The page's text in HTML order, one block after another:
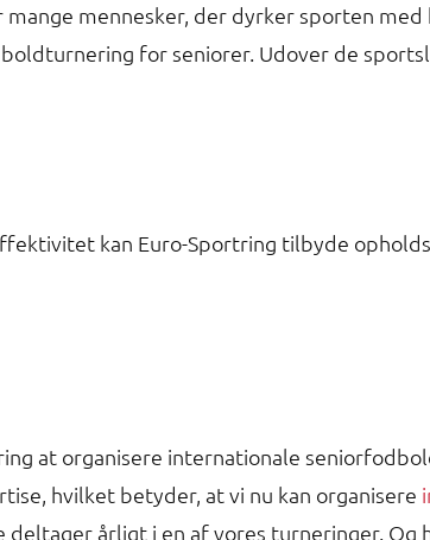
mennesker, der dyrker sporten
for seniorer. Udover de
kan Euro-Sportring tilbyde
at organisere internationale
hvilket betyder, at vi nu kan organisere
deltager årligt i en af vores turneringer.